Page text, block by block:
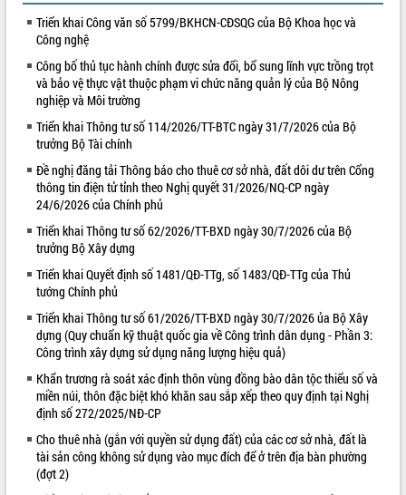
Loading the player...
Lễ truy tặng danh hiệu “Bà Mẹ Việt
Nam Anh hùng” và trao Huân chương
Lao động
UBND tỉnh Đắk Lắk triển khai nhiệm
vụ 6 tháng cuối năm 2026
Kỳ họp thứ Hai, Hội đồng nhân dân
tỉnh khóa XI quyết nghị nhiều nội dung
quan trọng
Bí thư Tỉnh ủy Lương Nguyễn Minh
Triết thăm, tặng quà người có công với
cách mạng
Rà soát, hoàn thiện hệ thống thiết chế
văn hóa, thể thao đáp ứng yêu cầu
Thường trực HĐND tỉnh Đắk Lắk gặp
mặt Đoàn chuyên gia y tế TP. Hồ Chí
ALBUM ẢNH
Triển khai Công văn số 5799/BKHCN-CĐSQG của Bộ Khoa học và
Công nghệ
Công bố thủ tục hành chính được sửa đổi, bổ sung lĩnh vực trồng trọt
và bảo vệ thực vật thuộc phạm vi chức năng quản lý của Bộ Nông
nghiệp và Môi trường
Triển khai Thông tư số 114/2026/TT-BTC ngày 31/7/2026 của Bộ
trưởng Bộ Tài chính
Đề nghị đăng tải Thông báo cho thuê cơ sở nhà, đất dôi dư trên Cổng
thông tin điện tử tỉnh theo Nghị quyết 31/2026/NQ-CP ngày
24/6/2026 của Chính phủ
Triển khai Thông tư số 62/2026/TT-BXD ngày 30/7/2026 của Bộ
trưởng Bộ Xây dựng
Triển khai Quyết định số 1481/QĐ-TTg, số 1483/QĐ-TTg của Thủ
tướng Chính phủ
Triển khai Thông tư số 61/2026/TT-BXD ngày 30/7/2026 ủa Bộ Xây
dựng (Quy chuẩn kỹ thuật quốc gia về Công trình dân dụng - Phần 3:
Công trình xây dựng sử dụng năng lượng hiệu quả)
Khẩn trương rà soát xác định thôn vùng đồng bào dân tộc thiểu số và
miền núi, thôn đặc biệt khó khăn sau sắp xếp theo quy định tại Nghị
định số 272/2025/NĐ-CP
Cho thuê nhà (gắn với quyền sử dụng đất) của các cơ sở nhà, đất là
tài sản công không sử dụng vào mục đích để ở trên địa bàn phường
(đợt 2)